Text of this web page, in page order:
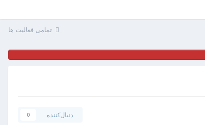
تمامی فعالیت ها
دنبال‌کننده 0